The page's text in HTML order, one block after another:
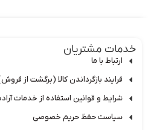
خدمات مشتریان
ارتباط با ما
فرایند بازگرداندن کالا (برگشت از فروش)
شرایط و قوانین استفاده از خدمات آرادبوک
سیاست حفظ حریم خصوصی